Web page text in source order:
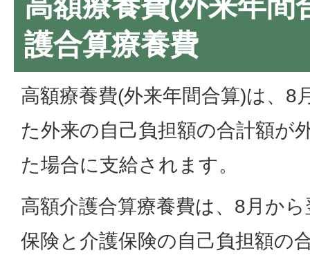
護合算療養費
高額療養費(外来年間合算)は、8
た外来の自己負担額の合計額が
た場合に支給されます。
高額介護合算療養費は、8月か
保険と介護保険の自己負担額の